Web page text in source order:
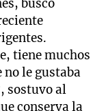
buscó
tiene muchos
no le gustaba
sostuvo al
conserva la